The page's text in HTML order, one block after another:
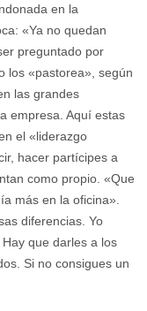
en la
«Ya no quedan
preguntado por
los «pastorea», según
las grandes
empresa. Aquí estas
el «liderazgo
hacer partícipes a
como propio. «Que
más en la oficina».
diferencias. Yo
que darles a los
Si no consigues un